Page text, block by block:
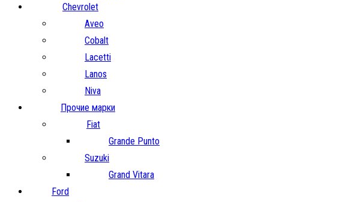
Chevrolet
Aveo
Cobalt
Lacetti
Lanos
Niva
Прочие марки
Fiat
Grande Punto
Suzuki
Grand Vitara
Ford